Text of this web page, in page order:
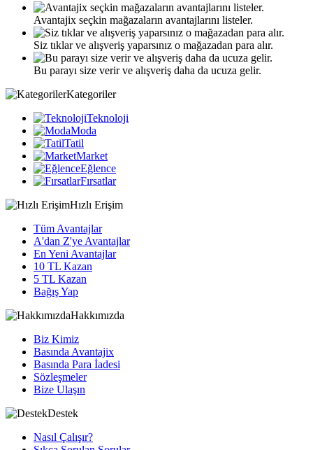
Avantajix seçkin mağazaların avantajlarını listeler.
Siz tıklar ve alışveriş yaparsınız o mağazadan para alır.
Bu parayı size verir ve alışveriş daha da ucuza gelir.
Kategoriler
Teknoloji
Moda
Tatil
Market
Eğlence
Fırsatlar
Hızlı Erişim
Tüm Avantajlar
A'dan Z'ye Avantajlar
En Yeni Avantajlar
10 TL Kazan
5 TL Kazan
Bağış Yap
Hakkımızda
Biz Kimiz
Basında Avantajix
Basında Para İadesi
Sözleşmeler
Bize Ulaşın
Destek
Nasıl Çalışır?